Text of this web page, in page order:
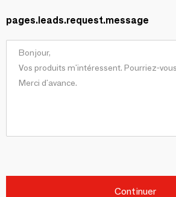
pages.leads.request.message
Continuer